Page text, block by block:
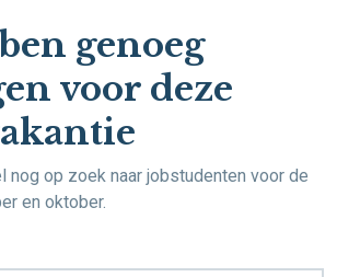
genoeg
voor deze
nog op zoek naar jobstudenten voor de
en oktober.